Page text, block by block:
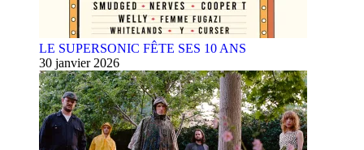
LE SUPERSONIC FÊTE SES 10 ANS
30 janvier 2026